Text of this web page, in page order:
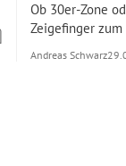
Ob 30er-Zone
Zeigefinger
Andreas Schwarz